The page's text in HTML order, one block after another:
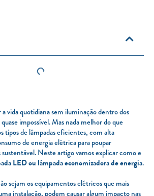
vida quotidiana sem iluminação dentro dos
impossível. Mas nada melhor do que
tipos de lâmpadas eficientes, com alta
de energia elétrica para poupar
Neste artigo vamos explicar como e
LED ou lâmpada economizadora de energia.
sejam os equipamentos elétricos que mais
instalação, podem causar algum impacto nas